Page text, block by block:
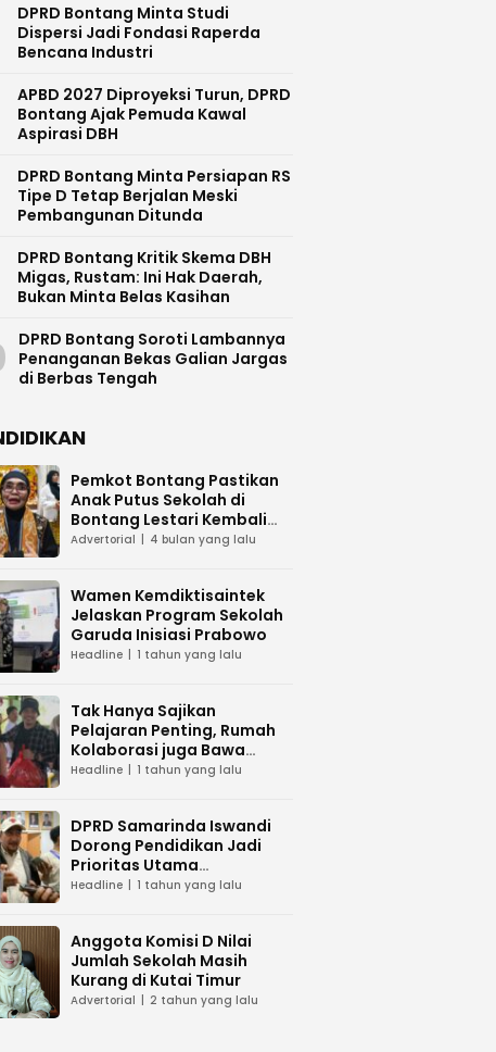
DPRD Bontang Minta Studi
Dispersi Jadi Fondasi Raperda
Bencana Industri
APBD 2027 Diproyeksi Turun, DPRD
Bontang Ajak Pemuda Kawal
Aspirasi DBH
DPRD Bontang Minta Persiapan RS
Tipe D Tetap Berjalan Meski
Pembangunan Ditunda
DPRD Bontang Kritik Skema DBH
Migas, Rustam: Ini Hak Daerah,
Bukan Minta Belas Kasihan
DPRD Bontang Soroti Lambannya
Penanganan Bekas Galian Jargas
di Berbas Tengah
Pemkot Bontang Pastikan
Anak Putus Sekolah di
Bontang Lestari Kembali
Mengenyam Pendidikan
Advertorial 4 bulan yang lalu
Wamen Kemdiktisaintek
Jelaskan Program Sekolah
Garuda Inisiasi Prabowo
Headline 1 tahun yang lalu
Tak Hanya Sajikan
Pelajaran Penting, Rumah
Kolaborasi juga Bawa
Sembako ke Sekolah Alam
Headline 1 tahun yang lalu
DPRD Samarinda Iswandi
Dorong Pendidikan Jadi
Prioritas Utama
Pemerintah
Headline 1 tahun yang lalu
Anggota Komisi D Nilai
Jumlah Sekolah Masih
Kurang di Kutai Timur
Advertorial 2 tahun yang lalu